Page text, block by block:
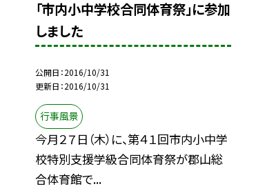
「市内小中学校合同体育祭」に参加
しました
公開日 2016/10/31
更新日 2016/10/31
行事風景
今月２７日（木）に、第４１回市内小中学
校特別支援学級合同体育祭が郡山総
合体育館で...